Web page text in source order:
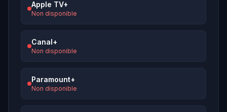
Apple TV+
Non disponible
Canal+
Non disponible
Paramount+
Non disponible